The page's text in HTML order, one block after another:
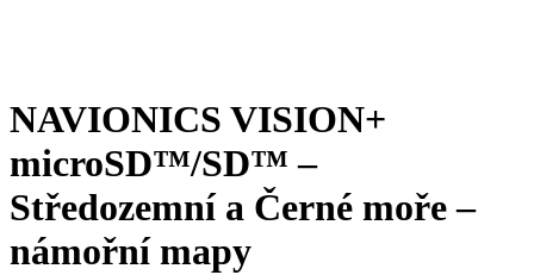
NAVIONICS VISION+
microSD™/SD™ –
Středozemní a Černé moře –
námořní mapy